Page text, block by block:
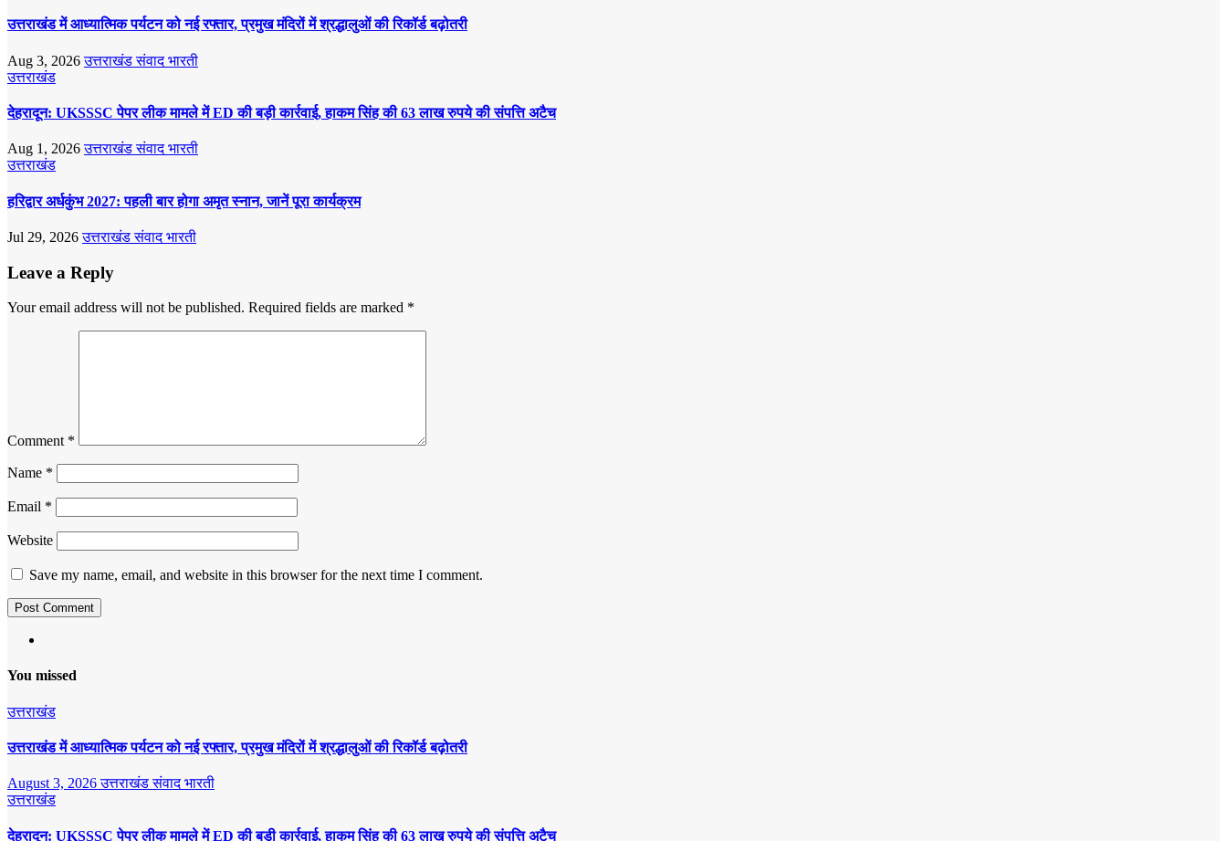
उत्तराखंड में आध्यात्मिक पर्यटन को नई रफ्तार, प्रमुख मंदिरों में श्रद्धालुओं की रिकॉर्ड बढ़ोतरी
Aug 3, 2026उत्तराखंड संवाद भारती
उत्तराखंड
देहरादून: UKSSSC पेपर लीक मामले में ED की बड़ी कार्रवाई, हाकम सिंह की 63 लाख रुपये की संपत्ति अटैच
Aug 1, 2026उत्तराखंड संवाद भारती
उत्तराखंड
हरिद्वार अर्धकुंभ 2027: पहली बार होगा अमृत स्नान, जानें पूरा कार्यक्रम
Jul 29, 2026उत्तराखंड संवाद भारती
Leave a Reply
Your email address will not be published. Required fields are marked *
Comment *
Name *
Email *
Website
Save my name, email, and website in this browser for the next time I comment.
You missed
उत्तराखंड
उत्तराखंड में आध्यात्मिक पर्यटन को नई रफ्तार, प्रमुख मंदिरों में श्रद्धालुओं की रिकॉर्ड बढ़ोतरी
August 3, 2026उत्तराखंड संवाद भारती
उत्तराखंड
देहरादून: UKSSSC पेपर लीक मामले में ED की बड़ी कार्रवाई, हाकम सिंह की 63 लाख रुपये की संपत्ति अटैच